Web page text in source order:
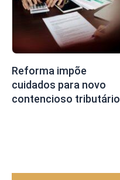
Reforma impõe
cuidados para novo
contencioso tributário